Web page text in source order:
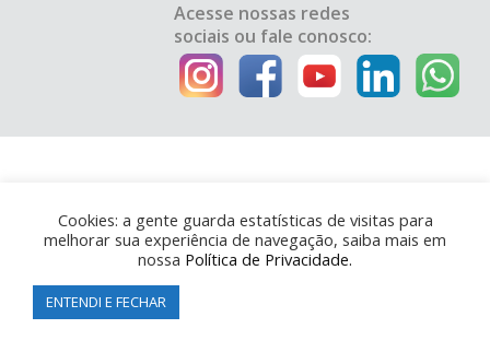
Acesse nossas redes
sociais ou fale conosco:
Cookies: a gente guarda estatísticas de visitas para
melhorar sua experiência de navegação, saiba mais em
nossa Política de Privacidade.
ENTENDI E FECHAR